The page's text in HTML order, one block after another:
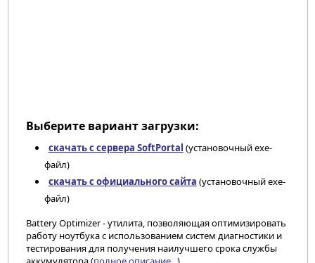
Выберите вариант загрузки:
скачать с сервера SoftPortal (установочный exe-
файл)
скачать с официального сайта (установочный exe-
файл)
Battery Optimizer - утилита, позволяющая оптимизировать
работу ноутбука с использованием систем диагностики и
тестирования для получения наилучшего срока службы